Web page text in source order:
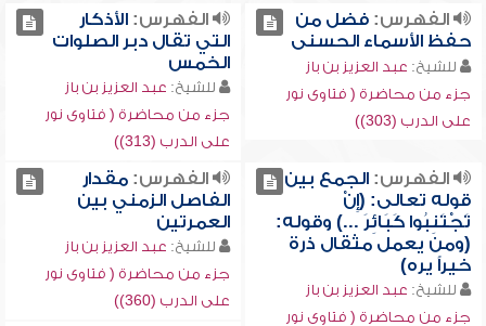
الفهرس:فضل من
حفظ الأسماء الحسنى
للشيخ: عبد العزيز بن باز
جزء من محاضرة ( فتاوى نور
على الدرب (303))
الفهرس:الأذكار
التي تقال دبر الصلوات
الخمس
للشيخ: عبد العزيز بن باز
جزء من محاضرة ( فتاوى نور
على الدرب (313))
الفهرس:الجمع بين
قوله تعالى: (إِنْ
تَجْتَنِبُوا كَبَائِرَ ...) وقوله:
(ومن يعمل مثقال ذرة
خيراً يره)
للشيخ: عبد العزيز بن باز
جزء من محاضرة ( فتاوى نور
الفهرس:مقدار
الفاصل الزمني بين
العمرتين
للشيخ: عبد العزيز بن باز
جزء من محاضرة ( فتاوى نور
على الدرب (360))